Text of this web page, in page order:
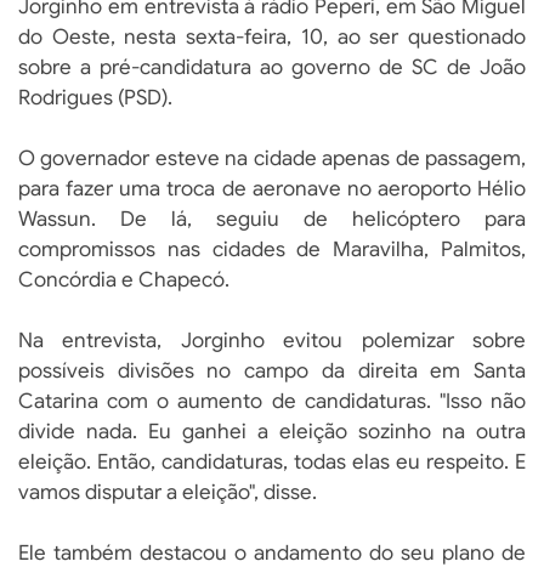
Jorginho em entrevista à rádio Peperi, em São Miguel
do Oeste, nesta sexta-feira, 10, ao ser questionado
sobre a pré-candidatura ao governo de SC de João
Rodrigues (PSD).
O governador esteve na cidade apenas de passagem,
para fazer uma troca de aeronave no aeroporto Hélio
Wassun. De lá, seguiu de helicóptero para
compromissos nas cidades de Maravilha, Palmitos,
Concórdia e Chapecó.
Na entrevista, Jorginho evitou polemizar sobre
possíveis divisões no campo da direita em Santa
Catarina com o aumento de candidaturas. "Isso não
divide nada. Eu ganhei a eleição sozinho na outra
eleição. Então, candidaturas, todas elas eu respeito. E
vamos disputar a eleição", disse.
Ele também destacou o andamento do seu plano de